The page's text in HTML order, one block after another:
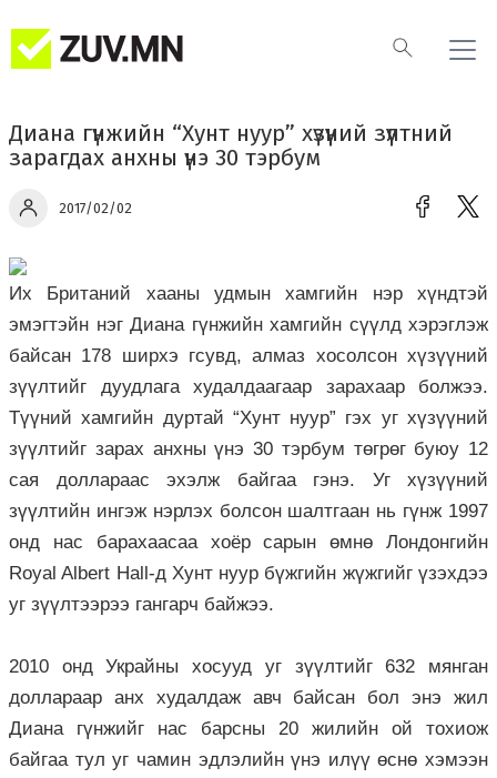
Диана гүнжийн “Хунт нуур” хүзүүний зүүлтний
зарагдах анхны үнэ 30 тэрбум
2017/02/02
Их Британий хааны удмын хамгийн нэр хүндтэй
эмэгтэйн нэг Диана гүнжийн хамгийн сүүлд хэрэглэж
байсан 178 ширхэ гсувд, алмаз хосолсон хүзүүний
зүүлтийг дуудлага худалдаагаар зарахаар болжээ.
Түүний хамгийн дуртай “Хунт нуур” гэх уг хүзүүний
зүүлтийг зарах анхны үнэ 30 тэрбум төгрөг буюу 12
сая доллараас эхэлж байгаа гэнэ. Уг хүзүүний
зүүлтийн ингэж нэрлэх болсон шалтгаан нь гүнж 1997
онд нас барахаасаа хоёр сарын өмнө Лондонгийн
Royal Albert Hall-д Хунт нуур бүжгийн жүжгийг үзэхдээ
уг зүүлтээрээ гангарч байжээ.
2010 онд Украйны хосууд уг зүүлтийг 632 мянган
доллараар анх худалдаж авч байсан бол энэ жил
Диана гүнжийг нас барсны 20 жилийн ой тохиож
байгаа тул уг чамин эдлэлийн үнэ илүү өснө хэмээн